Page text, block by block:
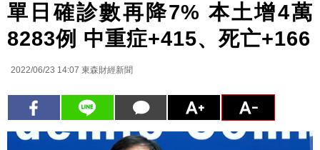
單日確診數再降7% 本土增4萬
8283例 中重症+415、死亡+166
2022/06/23 14:07 東森財經新聞